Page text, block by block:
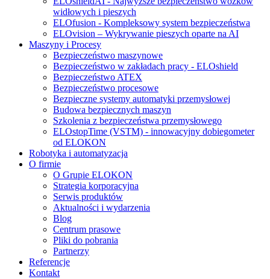
widłowych i pieszych
ELOfusion - Kompleksowy system bezpieczeństwa
ELOvision – Wykrywanie pieszych oparte na AI
Maszyny i Procesy
Bezpieczeństwo maszynowe
Bezpieczeństwo w zakładach pracy - ELOshield
Bezpieczeństwo ATEX
Bezpieczeństwo procesowe
Bezpieczne systemy automatyki przemysłowej
Budowa bezpiecznych maszyn
Szkolenia z bezpieczeństwa przemysłowego
ELOstopTime (VSTM) - innowacyjny dobiegometer
od ELOKON
Robotyka i automatyzacja
O firmie
O Grupie ELOKON
Strategia korporacyjna
Serwis produktów
Aktualności i wydarzenia
Blog
Centrum prasowe
Pliki do pobrania
Partnerzy
Referencje
Kontakt